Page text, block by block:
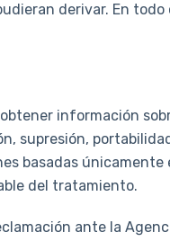
derivar. En
información
supresión,
basadas
del tratamiento.
ante la